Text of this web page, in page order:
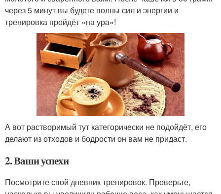
через 5 минут вы будете полны сил и энергии и
тренировка пройдёт «на ура»!
А вот растворимый тут категорически не подойдёт, его
делают из отходов и бодрости он вам не придаст.
2. Ваши успехи
Посмотрите свой дневник тренировок. Проверьте,